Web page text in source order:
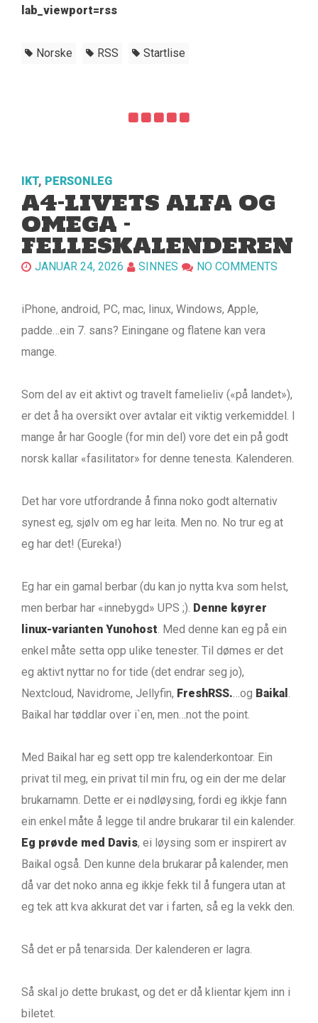
lab_viewport=rss
Norske RSS Startlise
IKT, PERSONLEG
A4-LIVETS ALFA OG
OMEGA –
FELLESKALENDEREN
JANUAR 24, 2026 SINNES NO COMMENTS
iPhone, android, PC, mac, linux, Windows, Apple,
padde…ein 7. sans? Einingane og flatene kan vera
mange.
Som del av eit aktivt og travelt famelieliv («på landet»),
er det å ha oversikt over avtalar eit viktig verkemiddel. I
mange år har Google (for min del) vore det ein på godt
norsk kallar «fasilitator» for denne tenesta. Kalenderen.
Det har vore utfordrande å finna noko godt alternativ
synest eg, sjølv om eg har leita. Men no. No trur eg at
eg har det! (Eureka!)
Eg har ein gamal berbar (du kan jo nytta kva som helst,
men berbar har «innebygd» UPS ;). Denne køyrer
linux-varianten Yunohost. Med denne kan eg på ein
enkel måte setta opp ulike tenester. Til dømes er det
eg aktivt nyttar no for tide (det endrar seg jo),
Nextcloud, Navidrome, Jellyfin, FreshRSS.…og Baikal .
Baikal har tøddlar over i`en, men…not the point.
Med Baikal har eg sett opp tre kalenderkontoar. Ein
privat til meg, ein privat til min fru, og ein der me delar
brukarnamn. Dette er ei nødløysing, fordi eg ikkje fann
ein enkel måte å legge til andre brukarar til ein kalender.
Eg prøvde med Davis, ei løysing som er inspirert av
Baikal også. Den kunne dela brukarar på kalender, men
då var det noko anna eg ikkje fekk til å fungera utan at
eg tek att kva akkurat det var i farten, så eg la vekk den.
Så det er på tenarsida. Der kalenderen er lagra.
Så skal jo dette brukast, og det er då klientar kjem inn i
biletet.